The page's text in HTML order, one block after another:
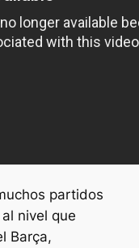
partidos
nivel que
Barça,